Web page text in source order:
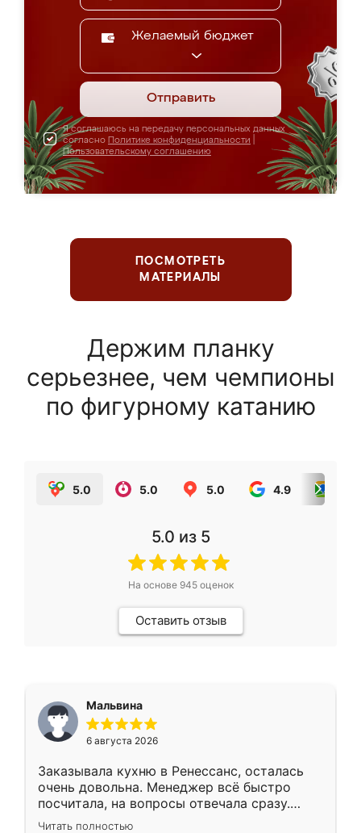
Желаемый бюджет
Отправить
Я соглашаюсь на передачу персональных данных
согласно Политике конфиденциальности
Пользовательскому соглашению
ПОСМОТРЕТЬ
МАТЕРИАЛЫ
Держим планку
серьезнее, чем чемпионы
по фигурному катанию
5.0 5.0 5.0 4.9
5.0 из 5
На основе 945оценок
Оставить отзыв
Мальвина
6 августа 2026
Заказывала кухню в Ренессанс, осталась
очень довольна. Менеджер всё быстро
посчитала, на вопросы отвечала сразу.
Замерщик приехал в субботу, подошёл к
Читать полностью